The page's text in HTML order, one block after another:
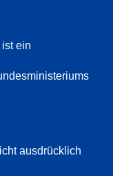
ein
ausdrücklich